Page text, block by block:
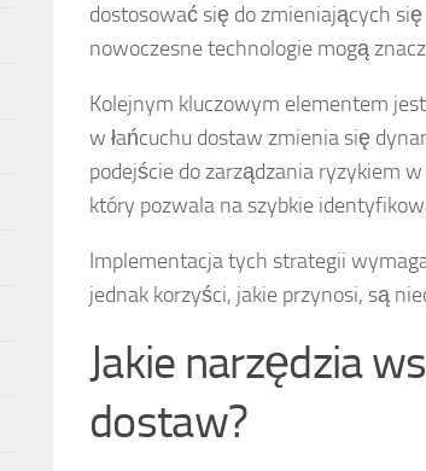
dostosować się do zmieniających
nowoczesne technologie mogą
Kolejnym kluczowym elementem jest
w łańcuchu dostaw zmienia się
podejście do zarządzania ryzykiem
który pozwala na szybkie
Implementacja tych strategii
jednak korzyści, jakie przynosi, są
Jakie narzędzia
dostaw?